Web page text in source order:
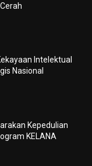
Intelektual
Nasional
Kepedulian
KELANA